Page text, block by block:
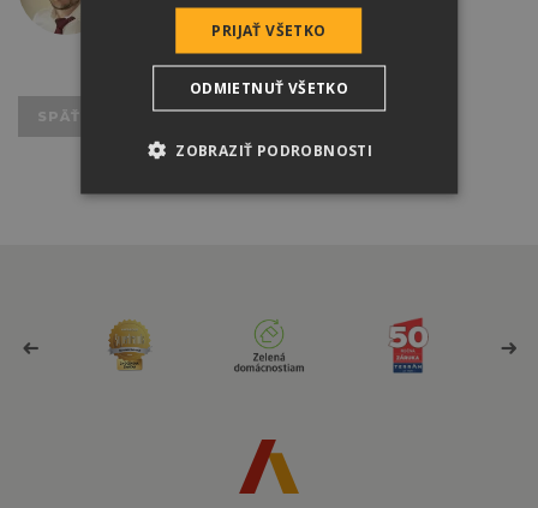
vargaa@terran.sk
SPÄŤ K VÝSLEDKOM VYHĽADÁVANIA
PRIJAŤ VŠETKO
ODMIETNUŤ VŠETKO
ZOBRAZIŤ PODROBNOSTI